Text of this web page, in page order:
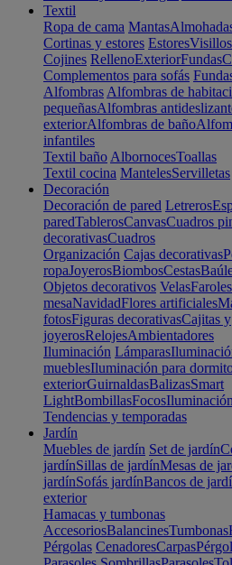
Textil
Ropa de cama Mantas
Cortinas y estores EstoresVisillos
Cojines RellenoExteriorFundas
Complementos para sofás
Alfombras Alfombras de
pequeñasAlfombras
exteriorAlfombras de baño
infantiles
Textil baño AlbornocesToallas
Textil cocina MantelesServilletas
Decoración
Decoración de pared Letreros
paredTablerosCanvasCuadros
decorativasCuadros
Organización Cajas decorativas
ropaJoyerosBiombosCestas
Objetos decorativos VelasFaroles
mesaNavidadFlores artificiales
fotosFiguras decorativasCajitas y
joyerosRelojesAmbientadores
Iluminación Lámparas
mueblesIluminación para
exteriorGuirnaldasBalizasSmart
LightBombillasFocos
Tendencias y temporadas
Jardín
Muebles de jardín Set de jardín
jardínSillas de jardínMesas de
jardínSofás jardínBancos de
exterior
Hamacas y tumbonas
AccesoriosBalancinesTumbonas
Pérgolas CenadoresCarpas